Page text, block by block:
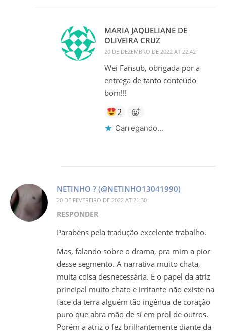
MARIA JAQUELIANE DE
OLIVEIRA CRUZ
20 DE DEZEMBRO DE 2022 AT 22:42
Wei Fansub, obrigada por a
entrega de tanto conteúdo
bom!!!
2
Carregando...
NETINHO ? (@NETINHO13041990)
20 DE FEVEREIRO DE 2022 AT 21:30
RESPONDER
Parabéns pela tradução excelente trabalho.
Mas, falando sobre o drama, pra mim a pior
desse segmento. A narrativa muito chata,
muita coisa desnecessária. E o papel da atriz
principal muito chato e irritante não existe na
face da terra alguém tão ingênua de coração
puro que abra mão de sí em prol de outros.
Porém a atriz o fez brilhantemente diante da